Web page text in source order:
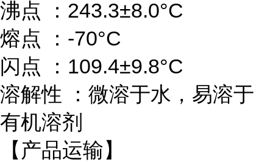
沸点 ：243.3±8.0°C
熔点 ：-70°C
闪点 ：109.4±9.8°C
溶解性 ：微溶于水，易溶于
有机溶剂
【产品运输】